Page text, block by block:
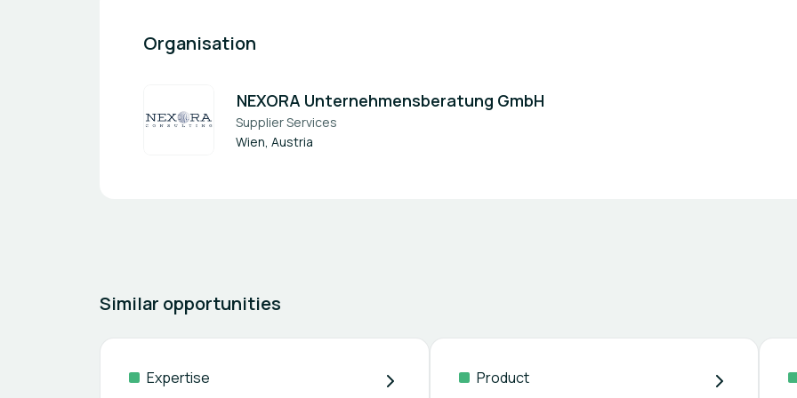
Organisation
NEXORA Unternehmensberatung GmbH
Supplier Services
Wien, Austria
Similar opportunities
Expertise Product